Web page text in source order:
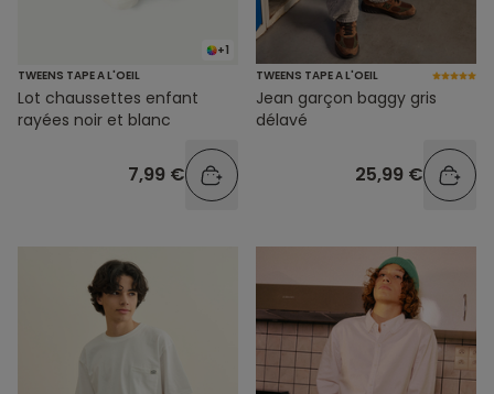
+1
TWEENS TAPE A L'OEIL
Lot chaussettes enfant
rayées noir et blanc
7,99 €
TWEENS TAPE A L'OEIL
Jean garçon baggy gris
délavé
25,99 €